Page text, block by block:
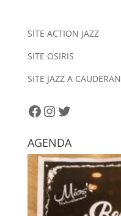
n
t
i
:
SITE ACTION JAZZ
SITE OSIRIS
SITE JAZZ A CAUDERAN
Facebook
Instagram
Twitter
AGENDA